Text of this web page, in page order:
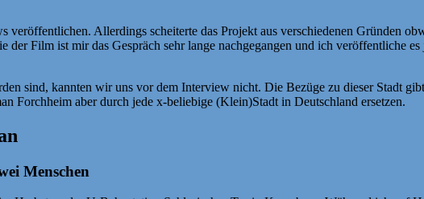
Allerdings scheiterte das Projekt aus verschiedenen Gründen
der Film ist mir das Gespräch sehr lange nachgegangen und ich veröffentliche
sind, kannten wir uns vor dem Interview nicht. Die Bezüge zu dieser Stadt
Forchheim aber durch jede x-beliebige (Klein)Stadt in Deutschland ersetzen.
Menschen